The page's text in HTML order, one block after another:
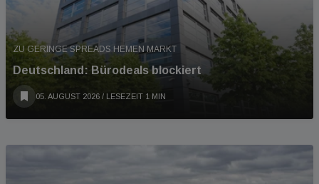
ZU GERINGE SPREADS HEMEN MARKT
Deutschland: Bürodeals blockiert
05. AUGUST 2026 / LESEZEIT 1 MIN